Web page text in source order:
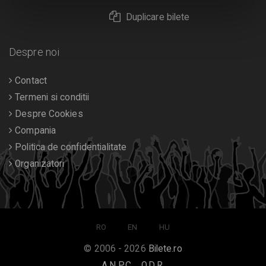
Duplicare bilete
Despre noi
Contact
Termeni si conditii
Despre Cookies
Compania
Politica de confidentialitate
Organizatori
RO EN HU
© 2006 - 2026 Bilete.ro